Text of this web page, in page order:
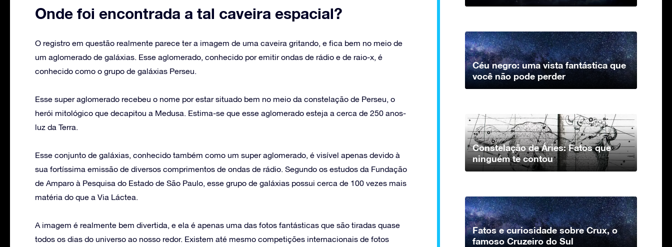
Onde foi encontrada a tal caveira espacial?
O registro em questão realmente parece ter a imagem de uma caveira gritando, e fica bem no meio de
um aglomerado de galáxias. Esse aglomerado, conhecido por emitir ondas de rádio e de raio-x, é
conhecido como o grupo de galáxias Perseu.
Esse super aglomerado recebeu o nome por estar situado bem no meio da constelação de Perseu, o
herói mitológico que decapitou a Medusa. Estima-se que esse aglomerado esteja a cerca de 250 anos-
luz da Terra.
Esse conjunto de galáxias, conhecido também como um super aglomerado, é visível apenas devido à
sua fortíssima emissão de diversos comprimentos de ondas de rádio. Segundo os estudos da Fundação
de Amparo à Pesquisa do Estado de São Paulo, esse grupo de galáxias possui cerca de 100 vezes mais
matéria do que a Via Láctea.
A imagem é realmente bem divertida, e ela é apenas uma das fotos fantásticas que são tiradas quase
todos os dias do universo ao nosso redor. Existem até mesmo competições internacionais de fotos
Céu negro: uma vista fantástica que
você não pode perder
Constelação de Áries: Fatos que
ninguém te contou
Fatos e curiosidade sobre Crux, o
famoso Cruzeiro do Sul